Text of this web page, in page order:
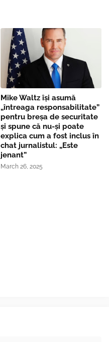
Mike Waltz îşi asumă
„întreaga responsabilitate”
pentru breşa de securitate
și spune că nu-și poate
explica cum a fost inclus în
chat jurnalistul: „Este
jenant”
March 26, 2025